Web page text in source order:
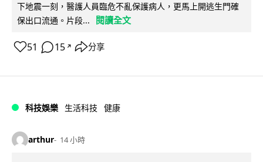
下地震一刻，醫護人員臨危不亂保護病人，更馬上開逃生門確
保出口流通。片段...
閱讀全文
51 15 ↗ 分享
科技娛樂 生活科技 健康
arthur 14 小時